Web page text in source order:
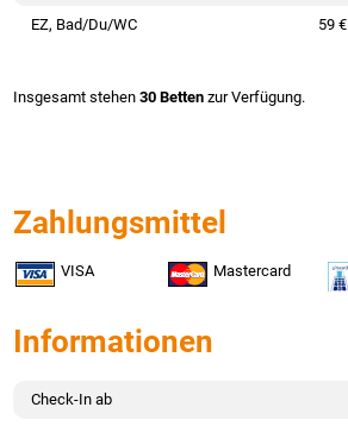
EZ, Bad/Du/WC 59 €
Insgesamt stehen30 Betten zur Verfügung.
Zahlungsmittel
VISA Mastercard
Informationen
Check-In ab